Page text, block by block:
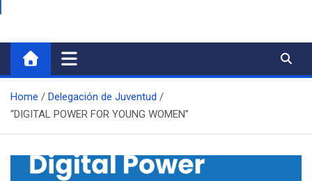
Home
Delegación de Juventud
“DIGITAL POWER FOR YOUNG WOMEN”